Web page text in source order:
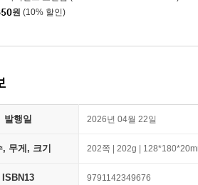
원 (10% 할인)
발행일 2026년 04월 22일
, 무게, 크기 202쪽 | 202g |
ISBN13 9791142349676